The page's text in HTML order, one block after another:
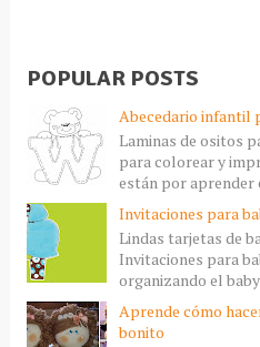
POPULAR POSTS
Abecedario infantil
Laminas de ositos
para colorear y
están por aprender
Invitaciones para
Lindas tarjetas de
Invitaciones para
organizando el
Aprende cómo
bonito